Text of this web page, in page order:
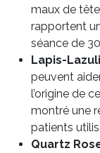
maux de
rapportent
séance de
Lapis-
peuvent
l’origine de
montré une
patients
Quartz